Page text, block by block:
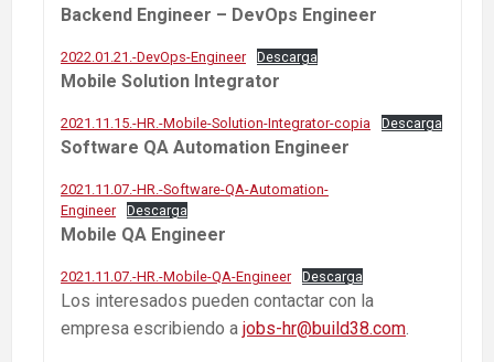
Backend Engineer – DevOps Engineer
2022.01.21.-DevOps-Engineer Descarga
Mobile Solution Integrator
2021.11.15.-HR.-Mobile-Solution-Integrator-copia Descarga
Software QA Automation Engineer
2021.11.07.-HR.-Software-QA-Automation-
Engineer
Descarga
Mobile QA Engineer
2021.11.07.-HR.-Mobile-QA-Engineer Descarga
Los interesados pueden contactar con la
empresa escribiendo a jobs-hr@build38.com.